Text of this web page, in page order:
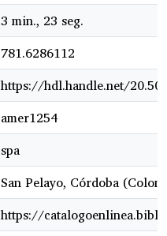
3 min., 23 seg.
781.6286112
https://hdl.handle.net/
amer1254
spa
San Pelayo, Córdoba
https://